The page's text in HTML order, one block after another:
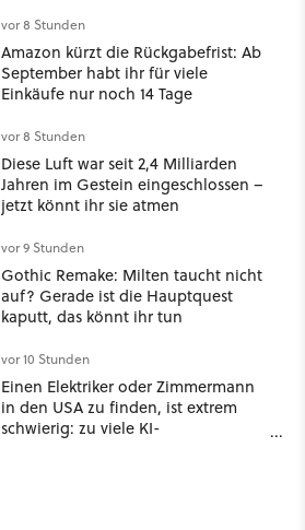
vor 8 Stunden
Amazon kürzt die Rückgabefrist: Ab
September habt ihr für viele
Einkäufe nur noch 14 Tage
vor 8 Stunden
Diese Luft war seit 2,4 Milliarden
Jahren im Gestein eingeschlossen –
jetzt könnt ihr sie atmen
vor 9 Stunden
Gothic Remake: Milten taucht nicht
auf? Gerade ist die Hauptquest
kaputt, das könnt ihr tun
vor 10 Stunden
Einen Elektriker oder Zimmermann
in den USA zu finden, ist extrem
schwierig: zu viele KI-